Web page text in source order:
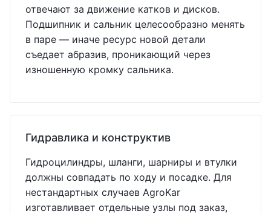
отвечают за движение катков и дисков.
Подшипник и сальник целесообразно менять
в паре — иначе ресурс новой детали
съедает абразив, проникающий через
изношенную кромку сальника.
Гидравлика и конструктив
Гидроцилиндры, шланги, шарниры и втулки
должны совпадать по ходу и посадке. Для
нестандартных случаев AgroKar
изготавливает отдельные узлы под заказ,